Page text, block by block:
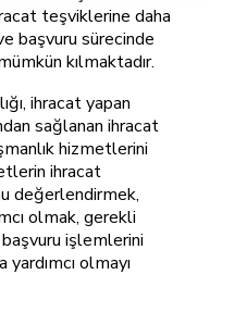
teşviklerine daha
başvuru sürecinde
kılmaktadır.
ihracat yapan
sağlanan ihracat
hizmetlerini
ihracat
değerlendirmek,
olmak, gerekli
işlemlerini
olmayı